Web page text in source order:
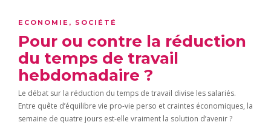
ECONOMIE , SOCIÉTÉ
Pour ou contre la réduction
du temps de travail
hebdomadaire ?
Le débat sur la réduction du temps de travail divise les salariés.
Entre quête d’équilibre vie pro-vie perso et craintes économiques, la
semaine de quatre jours est-elle vraiment la solution d’avenir ?